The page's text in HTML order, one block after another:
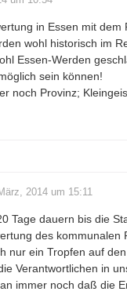
in Essen mit
wohl historisch im
Essen-Werden
sein können!
noch Provinz;
2014 um 15:11
Tage dauern bis die
des kommunalen
nur ein Tropfen auf
Verantwortlichen in
immer noch daß die